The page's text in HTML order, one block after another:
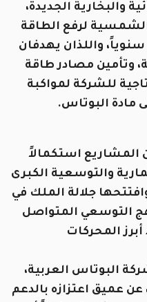
والبخارية الجديدة،
لرفع الطاقة
(35) ألف طن سنوياً، واللذان يهدفان
وتأمين مصادر طاقة
للشركة لمواكبة
مادة البوتاس.
المشاريع استكمالاً
والتوسعية الكبرى
جلالة الملك في
النهج التوسعي المتواصل
المحركات
البوتاس العربية،
عميق اعتزازه بالدعم